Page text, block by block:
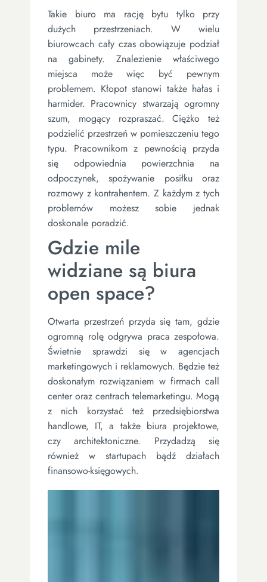
Takie biuro ma rację bytu tylko przy
dużych przestrzeniach. W wielu
biurowcach cały czas obowiązuje podział
na gabinety. Znalezienie właściwego
miejsca może więc być pewnym
problemem. Kłopot stanowi także hałas i
harmider. Pracownicy stwarzają ogromny
szum, mogący rozpraszać. Ciężko też
podzielić przestrzeń w pomieszczeniu tego
typu. Pracownikom z pewnością przyda
się odpowiednia powierzchnia na
odpoczynek, spożywanie posiłku oraz
rozmowy z kontrahentem. Z każdym z tych
problemów możesz sobie jednak
doskonale poradzić.
Gdzie mile
widziane są biura
open space?
Otwarta przestrzeń przyda się tam, gdzie
ogromną rolę odgrywa praca zespołowa.
Świetnie sprawdzi się w agencjach
marketingowych i reklamowych. Będzie też
doskonałym rozwiązaniem w firmach call
center oraz centrach telemarketingu. Mogą
z nich korzystać też przedsiębiorstwa
handlowe, IT, a także biura projektowe,
czy architektoniczne. Przydadzą się
również w startupach bądź działach
finansowo-księgowych.